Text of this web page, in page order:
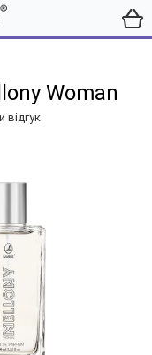
Woman
відгук